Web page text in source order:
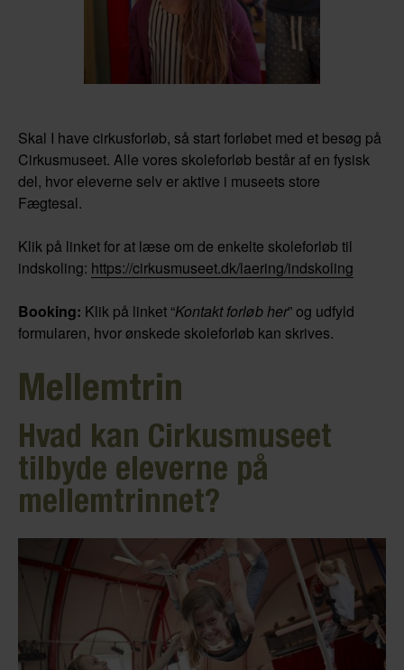
Skal I have cirkusforløb, så start forløbet med et besøg på
Cirkusmuseet. Alle vores skoleforløb består af en fysisk
del, hvor eleverne selv er aktive i museets store
Fægtesal.
Klik på linket for at læse om de enkelte skoleforløb til
indskoling: https://cirkusmuseet.dk/laering/indskoling
Booking: Klik på linket “Kontakt forløb her” og udfyld
formularen, hvor ønskede skoleforløb kan skrives.
Mellemtrin
Hvad kan Cirkusmuseet
tilbyde eleverne på
mellemtrinnet?